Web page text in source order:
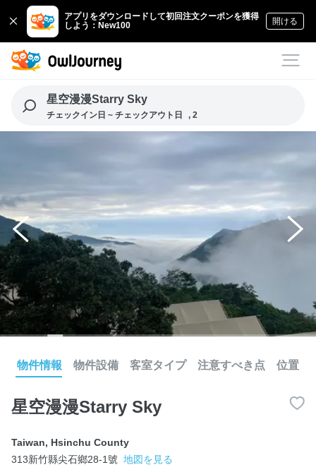
アプリをダウンロードして初回注文クーポンを獲得
しよう：New100
開ける
星空漫漫Starry Sky
チェックイン日 ~ チェックアウト日 , 2
物件情報 物件設備 客室タイプ 注意すべき点 位置
星空漫漫Starry Sky
Taiwan, Hsinchu County
313新竹縣尖石鄉28-1號 地図を見る